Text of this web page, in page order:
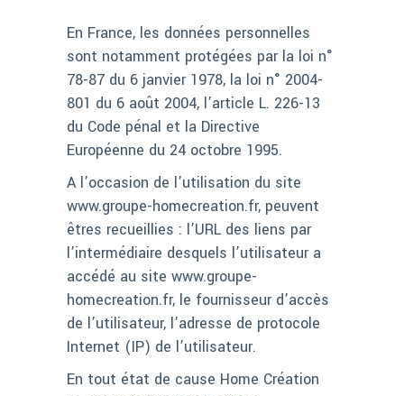
En France, les données personnelles
sont notamment protégées par la loi n°
78-87 du 6 janvier 1978, la loi n° 2004-
801 du 6 août 2004, l’article L. 226-13
du Code pénal et la Directive
Européenne du 24 octobre 1995.
A l’occasion de l’utilisation du site
www.groupe-homecreation.fr, peuvent
êtres recueillies : l’URL des liens par
l’intermédiaire desquels l’utilisateur a
accédé au site www.groupe-
homecreation.fr, le fournisseur d’accès
de l’utilisateur, l’adresse de protocole
Internet (IP) de l’utilisateur.
En tout état de cause Home Création